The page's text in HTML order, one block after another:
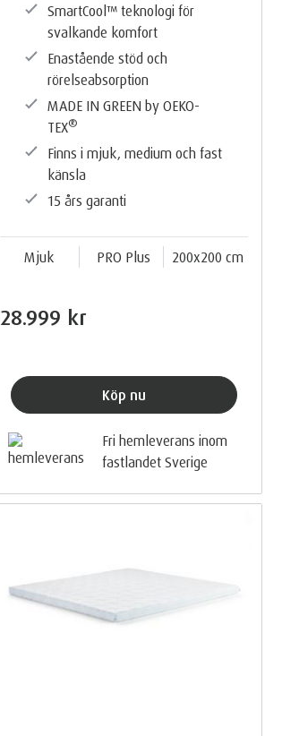
SmartCool™️ teknologi för
svalkande komfort
Enastående stöd och
rörelseabsorption
MADE IN GREEN by OEKO-
TEX®️
Finns i mjuk, medium och fast
känsla
15 års garanti
Mjuk PRO Plus 200x200 cm
28.999 kr
Köp nu
Fri hemleverans inom
fastlandet Sverige